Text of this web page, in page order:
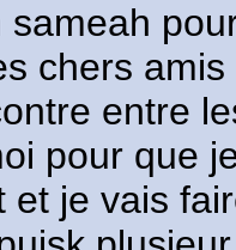
sameah
chers
entre
pour que
et je vais